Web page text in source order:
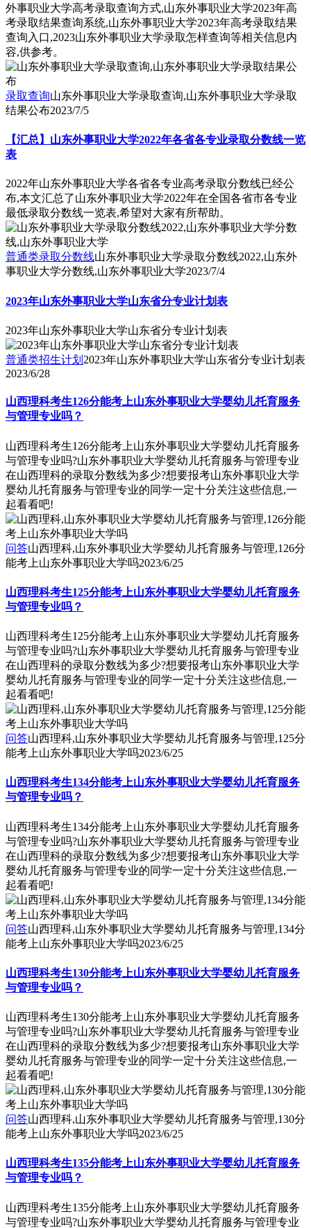
外事职业大学高考录取查询方式,山东外事职业大学2023年高
考录取结果查询系统,山东外事职业大学2023年高考录取结果
查询入口,2023山东外事职业大学录取怎样查询等相关信息内
容,供参考。
录取查询山东外事职业大学录取查询,山东外事职业大学录取
结果公布2023/7/5
【汇总】山东外事职业大学2022年各省各专业录取分数线一览
表
2022年山东外事职业大学各省各专业高考录取分数线已经公
布,本文汇总了山东外事职业大学2022年在全国各省市各专业
最低录取分数线一览表,希望对大家有所帮助。
普通类录取分数线山东外事职业大学录取分数线2022,山东外
事职业大学分数线,山东外事职业大学2023/7/4
2023年山东外事职业大学山东省分专业计划表
2023年山东外事职业大学山东省分专业计划表
普通类招生计划 2023年山东外事职业大学山东省分专业计划表
2023/6/28
山西理科考生126分能考上山东外事职业大学婴幼儿托育服务
与管理专业吗？
山西理科考生126分能考上山东外事职业大学婴幼儿托育服务
与管理专业吗?山东外事职业大学婴幼儿托育服务与管理专业
在山西理科的录取分数线为多少?想要报考山东外事职业大学
婴幼儿托育服务与管理专业的同学一定十分关注这些信息,一
起看看吧!
问答山西理科,山东外事职业大学婴幼儿托育服务与管理,126分
能考上山东外事职业大学吗2023/6/25
山西理科考生125分能考上山东外事职业大学婴幼儿托育服务
与管理专业吗？
山西理科考生125分能考上山东外事职业大学婴幼儿托育服务
与管理专业吗?山东外事职业大学婴幼儿托育服务与管理专业
在山西理科的录取分数线为多少?想要报考山东外事职业大学
婴幼儿托育服务与管理专业的同学一定十分关注这些信息,一
起看看吧!
问答山西理科,山东外事职业大学婴幼儿托育服务与管理,125分
能考上山东外事职业大学吗2023/6/25
山西理科考生134分能考上山东外事职业大学婴幼儿托育服务
与管理专业吗？
山西理科考生134分能考上山东外事职业大学婴幼儿托育服务
与管理专业吗?山东外事职业大学婴幼儿托育服务与管理专业
在山西理科的录取分数线为多少?想要报考山东外事职业大学
婴幼儿托育服务与管理专业的同学一定十分关注这些信息,一
起看看吧!
问答山西理科,山东外事职业大学婴幼儿托育服务与管理,134分
能考上山东外事职业大学吗2023/6/25
山西理科考生130分能考上山东外事职业大学婴幼儿托育服务
与管理专业吗？
山西理科考生130分能考上山东外事职业大学婴幼儿托育服务
与管理专业吗?山东外事职业大学婴幼儿托育服务与管理专业
在山西理科的录取分数线为多少?想要报考山东外事职业大学
婴幼儿托育服务与管理专业的同学一定十分关注这些信息,一
起看看吧!
问答山西理科,山东外事职业大学婴幼儿托育服务与管理,130分
能考上山东外事职业大学吗2023/6/25
山西理科考生135分能考上山东外事职业大学婴幼儿托育服务
与管理专业吗？
山西理科考生135分能考上山东外事职业大学婴幼儿托育服务
与管理专业吗?山东外事职业大学婴幼儿托育服务与管理专业